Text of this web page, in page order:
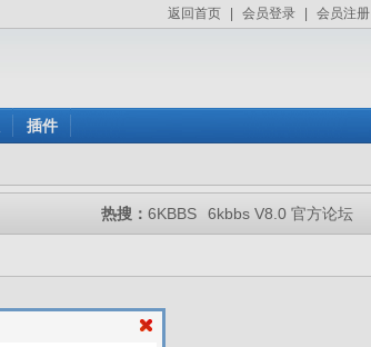
返回首页 会员登录 会员注册
插件
热搜： 6KBBS 6kbbs V8.0 官方论坛